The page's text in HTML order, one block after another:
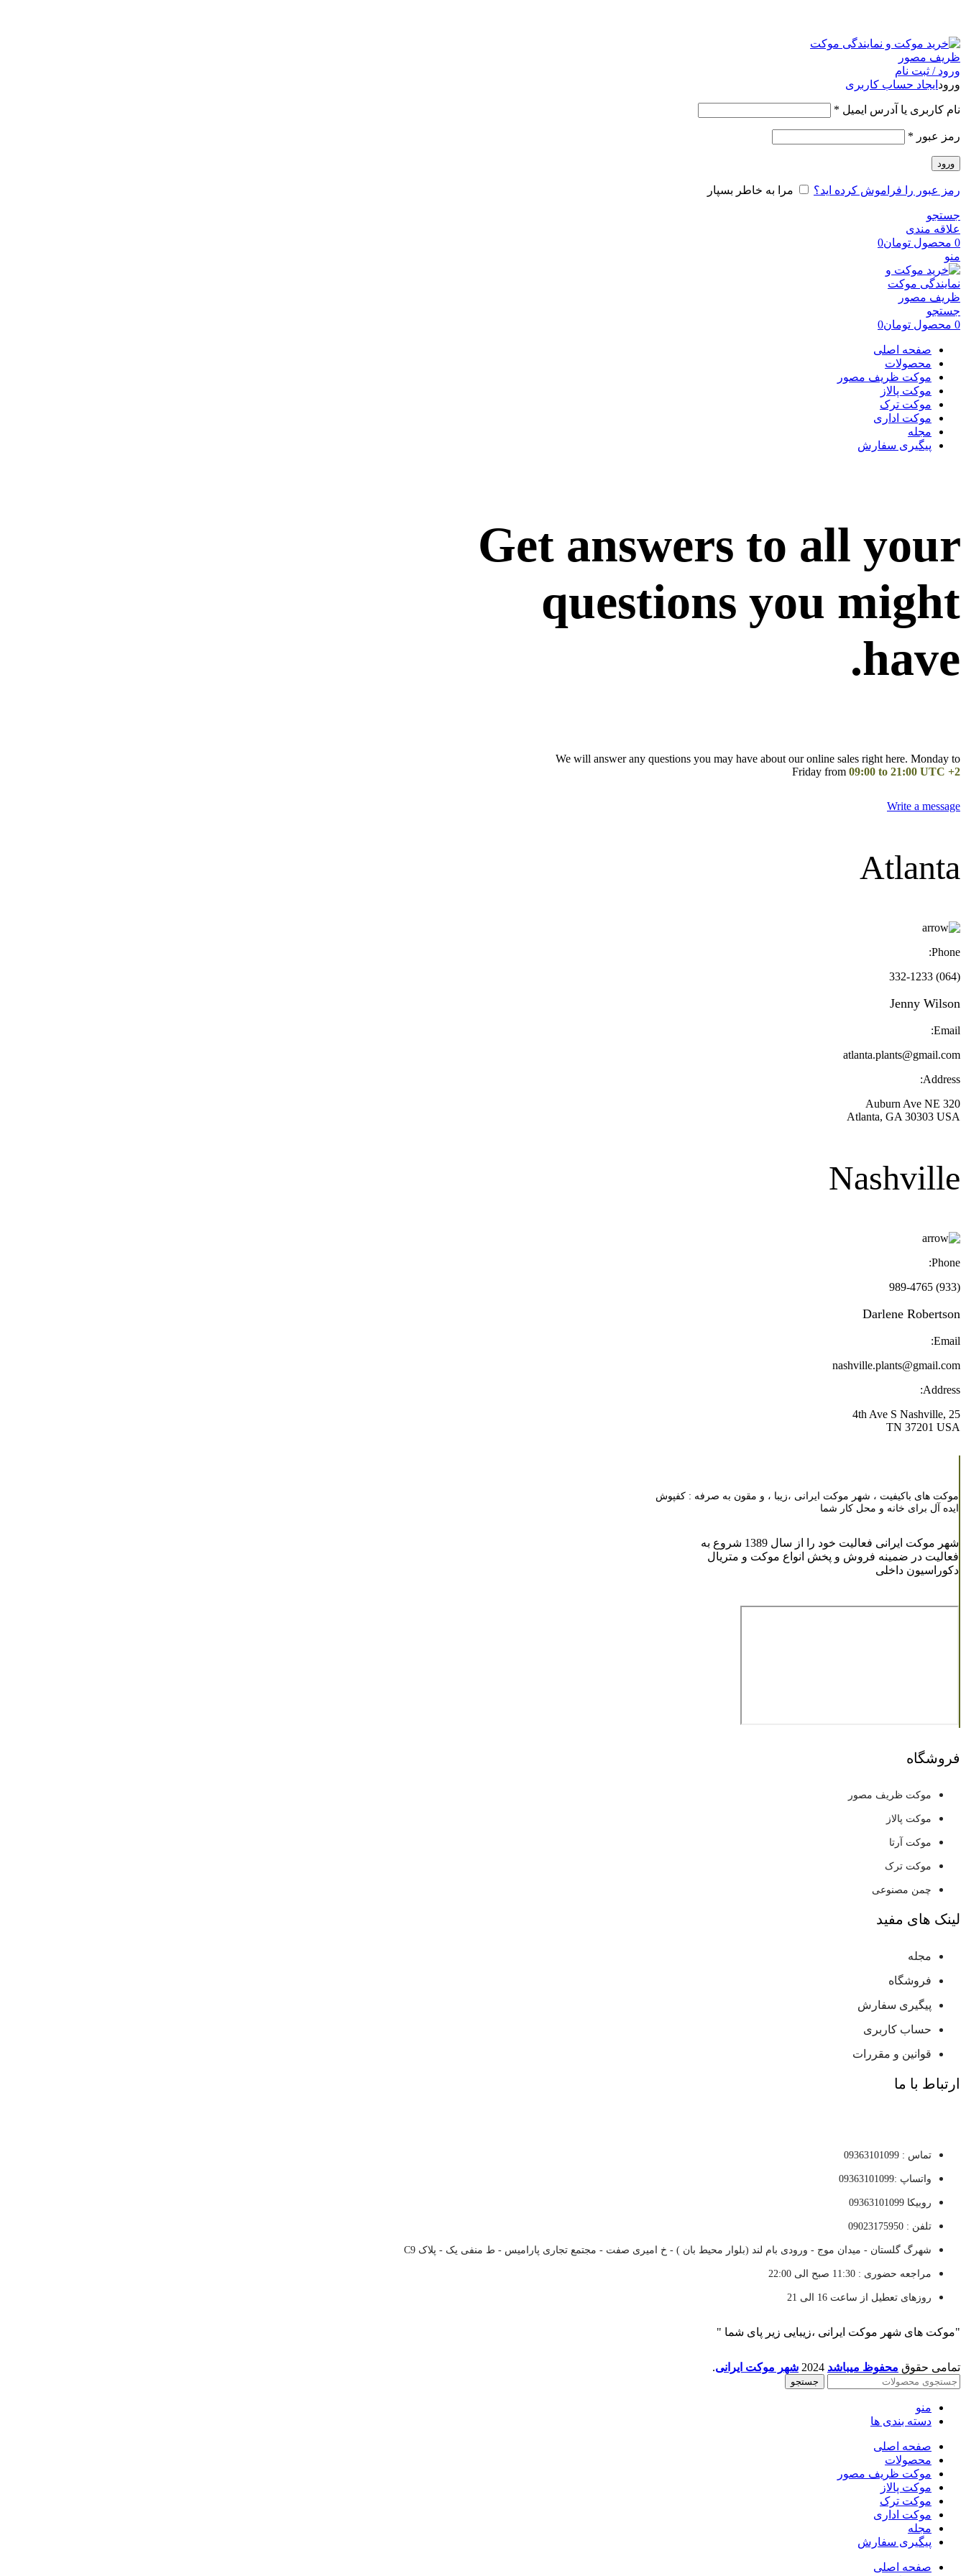
ورود / ثبت نام
ورود ایجاد حساب کاربری
نام کاربری یا آدرس ایمیل *
رمز عبور *
ورود
رمز عبور را فراموش کرده اید؟ مرا به خاطر بسپار
جستجو
علاقه مندی
0 محصول تومان0
منو
جستجو
0 محصول تومان0
صفحه اصلی
محصولات
موکت ظریف مصور
موکت پالاز
موکت ترک
موکت اداری
مجله
پیگیری سفارش
Get answers to all your
questions you might
have.
We will answer any questions you may have about our online sales right here. Monday to
Friday from 09:00 to 21:00 UTC +2
Write a message
Atlanta
Phone:
(064) 332-1233
Jenny Wilson
Email:
atlanta.plants@gmail.com
Address:
320 Auburn Ave NE
Atlanta, GA 30303 USA
Nashville
Phone:
(933) 989-4765
Darlene Robertson
Email:
nashville.plants@gmail.com
Address:
25 4th Ave S Nashville,
TN 37201 USA
موکت های باکیفیت ، شهر موکت ایرانی ،زیبا ، و مقون به صرفه : کفپوش
ایده آل برای خانه و محل کار شما
شهر موکت ایرانی فعالیت خود را از سال 1389 شروع به
فعالیت در ضمینه فروش و پخش انواع موکت و متریال
دکوراسیون داخلی
فروشگاه
موکت ظریف مصور
موکت پالاز
موکت آرتا
موکت ترک
چمن مصنوعی
لینک های مفید
مجله
فروشگاه
پیگیری سفارش
حساب کاربری
قوانین و مقررات
ارتباط با ما
تماس : 09363101099
واتساپ :09363101099
روبیکا 09363101099
تلفن : 09023175950
شهرگ گلستان - میدان موج - ورودی بام لند (بلوار محیط بان ) - خ امیری صفت - مجتمع تجاری پارامیس - ط منفی یک - پلاک C9
مراجعه حضوری : 11:30 صبح الی 22:00
روزهای تعطیل از ساعت 16 الی 21
"موکت های شهر موکت ایرانی ،زیبایی زیر پای شما "
تمامی حقوق محفوظ میباشد شهر موکت ایرانی.
جستجو
منو
دسته بندی ها
صفحه اصلی
محصولات
موکت ظریف مصور
موکت پالاز
موکت ترک
موکت اداری
مجله
پیگیری سفارش
صفحه اصلی